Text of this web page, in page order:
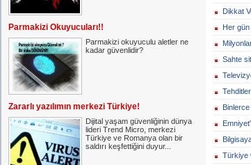
Parmakizi Okuyucuları!!
Parmakizi okuyuculu aletler ne
kadar güvenlidir?
Zararlı yazılımın merkezi Türkiye!
Dijital yaşam güvenliğinin dünya
lideri Trend Micro, merkezi
Türkiye ve Romanya olan bir
saldırı keşfettiğini duyur...
Dikkat
Her gün
Sahte
Binlerce
Türkiye